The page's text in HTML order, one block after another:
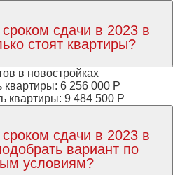
сдачи в 2023 в
стоят квартиры?
в новостройках
квартиры: 6 256 000 Р
квартиры: 9 484 500 Р
сдачи в 2023 в
вариант по
условиям?